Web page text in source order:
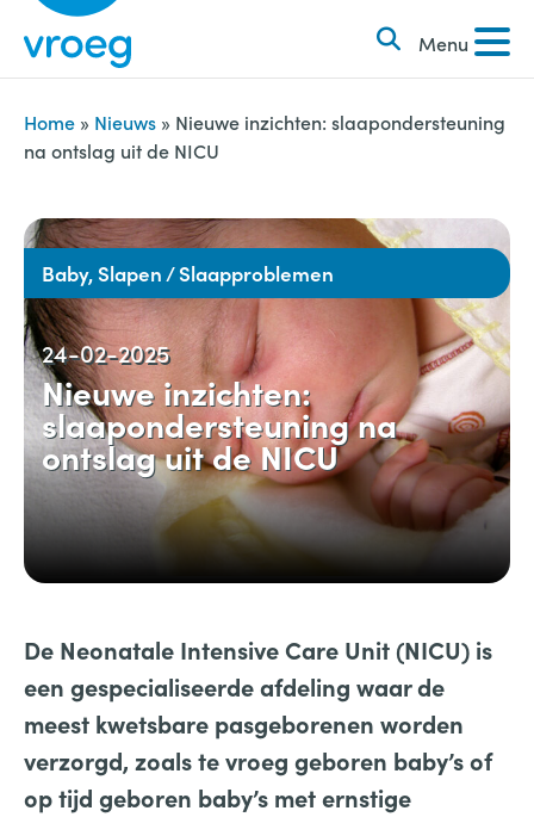
i
Menu
k
e
n
n
a
r
:
Home » Nieuws » Nieuwe inzichten: slaapondersteuning
na ontslag uit de NICU
Baby, Slapen / Slaapproblemen
24-02-2025
Nieuwe inzichten:
slaapondersteuning na
ontslag uit de NICU
De Neonatale Intensive Care Unit (NICU) is
een gespecialiseerde afdeling waar de
meest kwetsbare pasgeborenen worden
verzorgd, zoals te vroeg geboren baby’s of
op tijd geboren baby’s met ernstige